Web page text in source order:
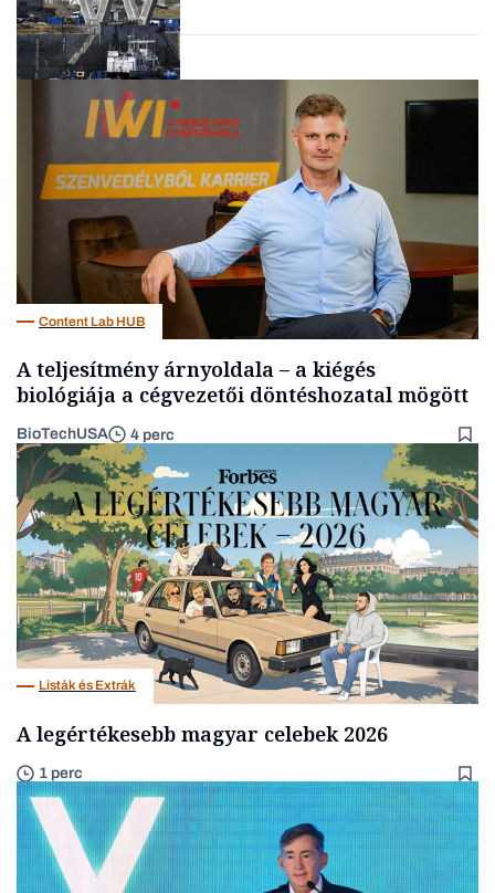
Content Lab HUB
A teljesítmény árnyoldala – a kiégés
biológiája a cégvezetői döntéshozatal mögött
BioTechUSA 4 perc
Listák és Extrák
A legértékesebb magyar celebek 2026
1 perc